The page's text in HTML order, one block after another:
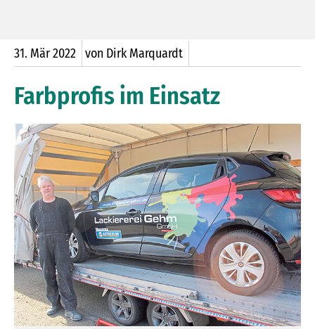
31. Mär2022 von Dirk Marquardt
Farbprofis im Einsatz